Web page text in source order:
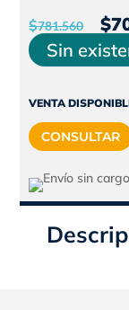
$781.560
El
$
Sin
VENTA
CONSULTAR